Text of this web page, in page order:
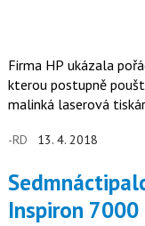
Firma HP ukázala
kterou postupně
malinká laserová
-RD 13. 4. 2018
Sedmnáctipalcový notebook 2v1: Dell
Inspiron 7000